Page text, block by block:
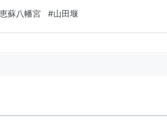
年銘は、朝倉市内では比較的古い部類の
恵蘇八幡宮 #山田堰